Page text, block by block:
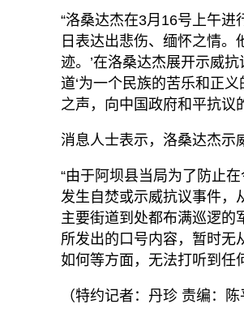
“洛桑达杰在3月16号上午
日表达出悲伤、缅怀之情。
迹。’在洛桑达杰展开示威
道‘为一个民族的苦乐和正
之声，向中国政府和平抗议
消息人士表示，洛桑达杰示
“由于阿坝县当局为了防止
发生自焚或示威抗议事件，
主要街道到处都布满巡逻的
所发出的口号内容，暂时无
如何等方面，无法打听到任
（特约记者：丹珍 责编：陈